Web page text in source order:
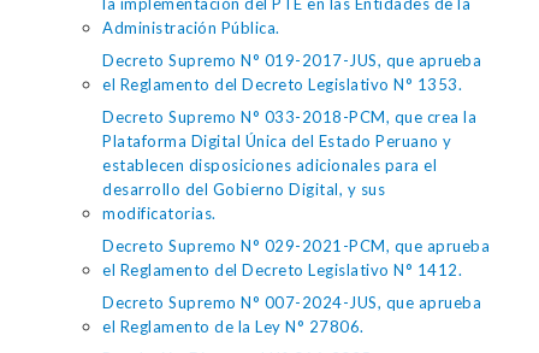
Administración Pública.
Decreto Supremo N° 019-2017-JUS, que aprueba
el Reglamento del Decreto Legislativo N° 1353.
Decreto Supremo N° 033-2018-PCM, que crea la
Plataforma Digital Única del Estado Peruano y
establecen disposiciones adicionales para el
desarrollo del Gobierno Digital, y sus
modificatorias.
Decreto Supremo N° 029-2021-PCM, que aprueba
el Reglamento del Decreto Legislativo N° 1412.
Decreto Supremo N° 007-2024-JUS, que aprueba
el Reglamento de la Ley N° 27806.